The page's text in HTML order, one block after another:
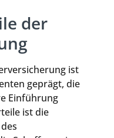
der
ist
geprägt, die
Einführung
ist die